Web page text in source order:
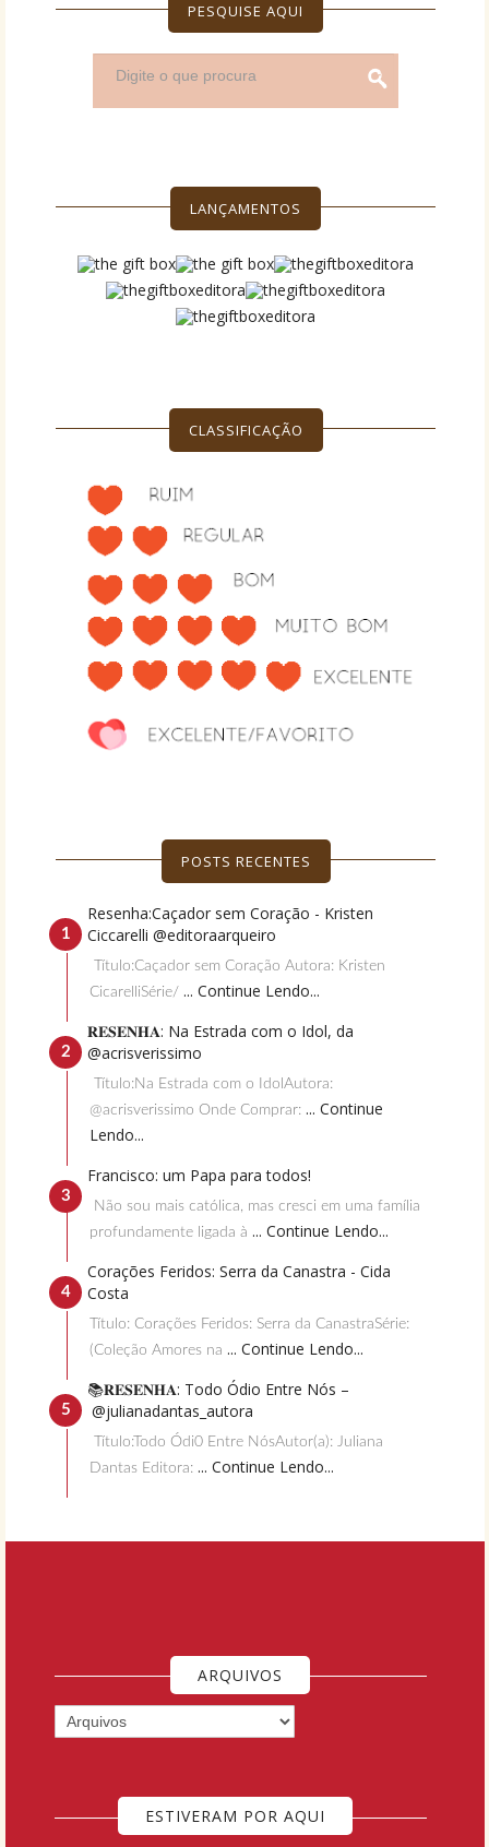
PESQUISE AQUI
LANÇAMENTOS
CLASSIFICAÇÃO
POSTS RECENTES
Resenha:Caçador sem Coração - Kristen
Ciccarelli @editoraarqueiro
Título:Caçador sem Coração Autora: Kristen
CicarelliSérie/ ... Continue Lendo...
𝐑𝐄𝐒𝐄𝐍𝐇𝐀: Na Estrada com o Idol, da
@acrisverissimo
Título:Na Estrada com o IdolAutora:
@acrisverissimo Onde Comprar: ... Continue
Lendo...
Francisco: um Papa para todos!
Não sou mais católica, mas cresci em uma família
profundamente ligada à ... Continue Lendo...
Corações Feridos: Serra da Canastra - Cida
Costa
Título: Corações Feridos: Serra da CanastraSérie:
(Coleção Amores na ... Continue Lendo...
📚𝐑𝐄𝐒𝐄𝐍𝐇𝐀: Todo Ódio Entre Nós –
@julianadantas_autora
Título:Todo Ódi0 Entre NósAutor(a): Juliana
Dantas Editora: ... Continue Lendo...
ARQUIVOS
ESTIVERAM POR AQUI